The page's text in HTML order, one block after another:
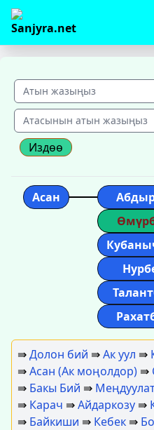
Издөө
Асан
⇛Долон бий ⇛Ак уул ⇛
⇛Асан (Ак моңолдор) ⇛
⇛ Бакы Бий ⇛
⇛ Карач ⇛Айдаркозу ⇛
⇛ Байкиши ⇛ Кебек ⇛